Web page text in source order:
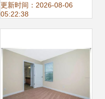
材料的转型之路
更新时间：2026-08-06
05:22:38